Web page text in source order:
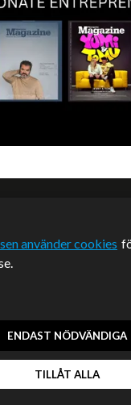
webbplatsen som inte
samarbeten.
använder cookies
ENDAST NÖDVÄNDIGA
TILLÅT ALLA